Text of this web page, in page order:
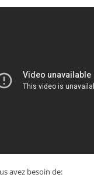
avez besoin de: